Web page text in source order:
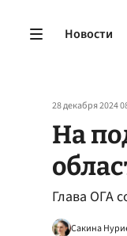
Новости
28 декабря 2024
На
Глава ОГА
Сакина